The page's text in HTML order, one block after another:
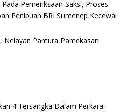
Pemeriksaan Saksi, Proses
Penipuan BRI Sumenep Kecewa!
Nelayan Pantura Pamekasan